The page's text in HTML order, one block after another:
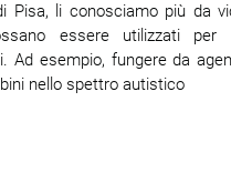
Pisa, li conosciamo più da
essere utilizzati per
Ad esempio, fungere da
nello spettro autistico